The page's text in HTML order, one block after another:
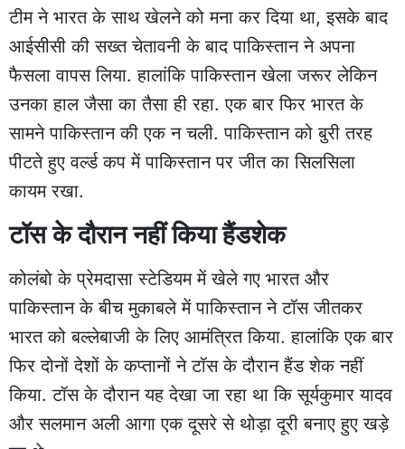
टीम ने भारत के साथ खेलने को मना कर दिया था, इसके बाद
आईसीसी की सख्त चेतावनी के बाद पाकिस्तान ने अपना
फैसला वापस लिया. हालांकि पाकिस्तान खेला जरूर लेकिन
उनका हाल जैसा का तैसा ही रहा. एक बार फिर भारत के
सामने पाकिस्तान की एक न चली. पाकिस्तान को बुरी तरह
पीटते हुए वर्ल्ड कप में पाकिस्तान पर जीत का सिलसिला
कायम रखा.
टॉस के दौरान नहीं किया हैंडशेक
कोलंबो के प्रेमदासा स्टेडियम में खेले गए भारत और
पाकिस्तान के बीच मुकाबले में पाकिस्तान ने टॉस जीतकर
भारत को बल्लेबाजी के लिए आमंत्रित किया. हालांकि एक बार
फिर दोनों देशों के कप्तानों ने टॉस के दौरान हैंड शेक नहीं
किया. टॉस के दौरान यह देखा जा रहा था कि सूर्यकुमार यादव
और सलमान अली आगा एक दूसरे से थोड़ा दूरी बनाए हुए खड़े